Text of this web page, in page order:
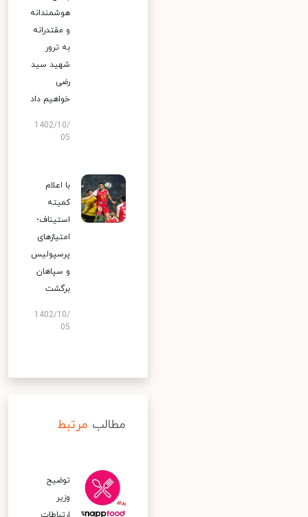
هوشمندانه
و مقتدرانه
به ترور
شهید سید
رضی
خواهیم داد
1402/10/
05
با اعلام
کمیته
استیناف؛
امتیازهای
پرسپولیس
و سپاهان
برگشت
1402/10/
05
مطالب مرتبط
توضیح
وزیر